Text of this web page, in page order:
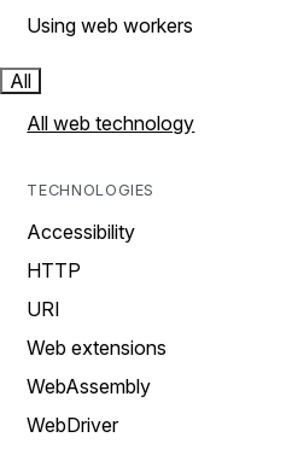
Using web workers
All
All web technology
TECHNOLOGIES
Accessibility
HTTP
URI
Web extensions
WebAssembly
WebDriver